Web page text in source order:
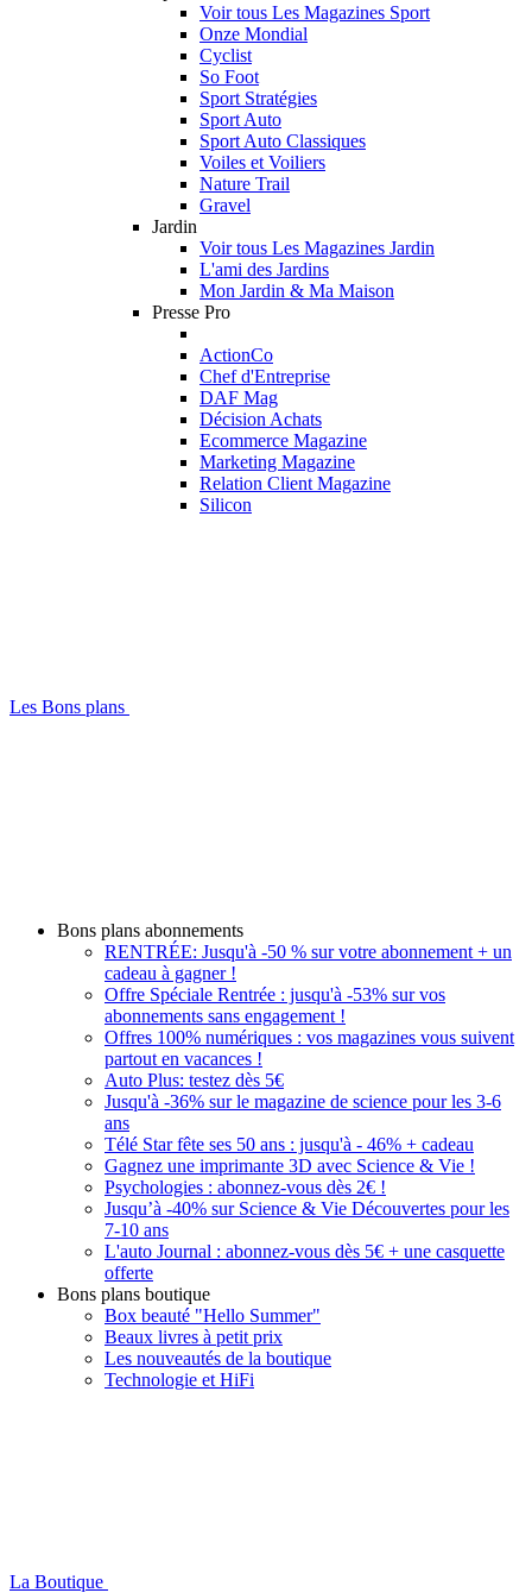
Voir tous Les Magazines Sport
Onze Mondial
Cyclist
So Foot
Sport Stratégies
Sport Auto
Sport Auto Classiques
Voiles et Voiliers
Nature Trail
Gravel
Jardin
Voir tous Les Magazines Jardin
L'ami des Jardins
Mon Jardin & Ma Maison
Presse Pro
ActionCo
Chef d'Entreprise
DAF Mag
Décision Achats
Ecommerce Magazine
Marketing Magazine
Relation Client Magazine
Silicon
Les Bons plans
Bons plans abonnements
RENTRÉE: Jusqu'à -50 % sur votre abonnement + un
cadeau à gagner !
Offre Spéciale Rentrée : jusqu'à -53% sur vos
abonnements sans engagement !
Offres 100% numériques : vos magazines vous suivent
partout en vacances !
Auto Plus: testez dès 5€
Jusqu'à -36% sur le magazine de science pour les 3-6
ans
Télé Star fête ses 50 ans : jusqu'à - 46% + cadeau
Gagnez une imprimante 3D avec Science & Vie !
Psychologies : abonnez-vous dès 2€ !
Jusqu’à -40% sur Science & Vie Découvertes pour les
7-10 ans
L'auto Journal : abonnez-vous dès 5€ + une casquette
offerte
Bons plans boutique
Box beauté "Hello Summer"
Beaux livres à petit prix
Les nouveautés de la boutique
Technologie et HiFi
La Boutique